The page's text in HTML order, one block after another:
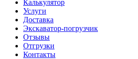
Калькулятор
Услуги
Доставка
Экскаватор-погрузчик
Отзывы
Отгрузки
Контакты